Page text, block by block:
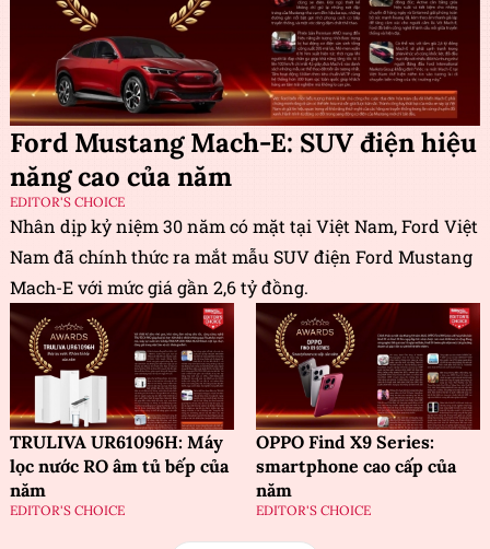
Ford Mustang Mach-E: SUV điện hiệu
năng cao của năm
EDITOR'S CHOICE
Nhân dịp kỷ niệm 30 năm có mặt tại Việt Nam, Ford Việt
Nam đã chính thức ra mắt mẫu SUV điện Ford Mustang
Mach-E với mức giá gần 2,6 tỷ đồng.
TRULIVA UR61096H: Máy
lọc nước RO âm tủ bếp của
năm
EDITOR'S CHOICE
OPPO Find X9 Series:
smartphone cao cấp của
năm
EDITOR'S CHOICE